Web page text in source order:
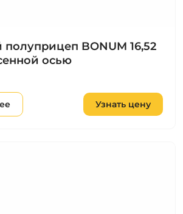
полуприцеп BONUM 16,52
осью
Узнать цену